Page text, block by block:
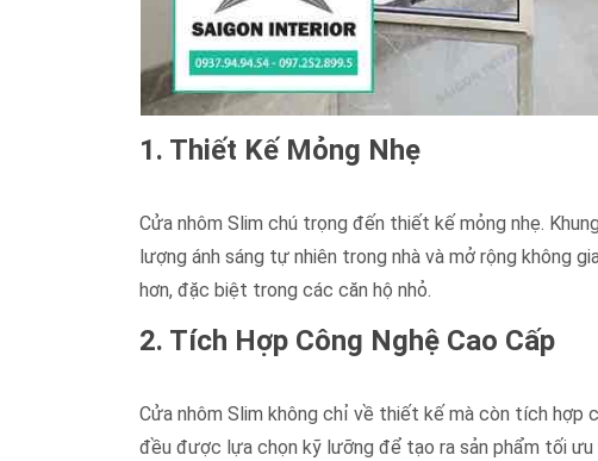
1. Thiết Kế Mỏng Nhẹ
Cửa nhôm Slim chú trọng đến thiết kế mỏng nhẹ.
lượng ánh sáng tự nhiên trong nhà và mở rộng không
hơn, đặc biệt trong các căn hộ nhỏ.
2. Tích Hợp Công Nghệ Cao Cấp
Cửa nhôm Slim không chỉ về thiết kế mà còn tích hợp
đều được lựa chọn kỹ lưỡng để tạo ra sản phẩm tối